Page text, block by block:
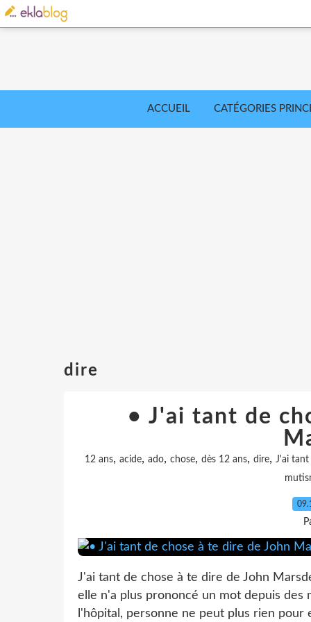
ACCUEIL CATÉGORIES
dire
• J'ai tant de
12 ans, acide, ado, chose, dès 12 ans, dire, J'ai tant
J'ai tant de chose à te dire de John
elle n'a plus prononcé un mot depuis des
l'hôpital, personne ne peut plus rien pour